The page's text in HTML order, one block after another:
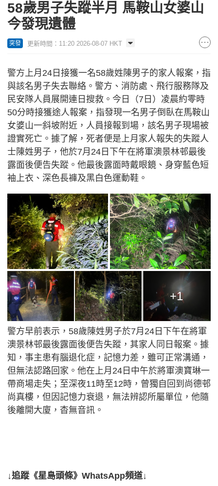
58歲男子失蹤半月 馬鞍山女婆山
今發現遺體
突發 更新時間：11:20 2026-08-07 HKT
警方上月24日接獲一名58歲姓陳男子的家人報案，指
與該名男子失去聯絡。警方、消防處、飛行服務隊及
民安隊人員展開連日搜救。今日（7日）凌晨約零時
50分時接獲途人報案，指發現一名男子倒臥在馬鞍山
女婆山一斜坡附近，人員接報到場，該名男子現場被
證實死亡。據了解，死者便是上月家人報失的失蹤人
士陳姓男子，他於7月24日下午在將軍澳景林邨最後
露面後便告失蹤。他最後露面時戴眼鏡、身穿藍色短
袖上衣、深色長褲及黑白色運動鞋。
+1
警方早前表示，58歲陳姓男子於7月24日下午在將軍
澳景林邨最後露面後便告失蹤，其家人同日報案。據
知，事主患有腦退化症，記憶力差，雖可正常溝通，
但無法認路回家。他在上月24日中午於將軍澳寶琳一
帶商場走失；至深夜11時至12時，曾獨自回到尚德邨
尚真樓，但因記憶力衰退，無法辨認所屬單位，他隨
後離開大廈，杳無音訊。
↓追蹤《星島頭條》WhatsApp頻道↓